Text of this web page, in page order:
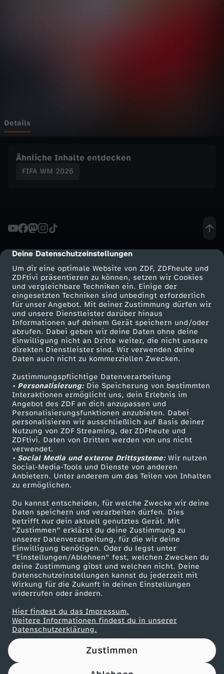
cmp-dialog-description
Deine Datenschutzeinstellungen
Um dir eine optimale Website von ZDF, ZDFheute und
ZDFtivi präsentieren zu können, setzen wir Cookies
und vergleichbare Techniken ein. Einige der
eingesetzten Techniken sind unbedingt erforderlich
für unser Angebot. Mit deiner Zustimmung dürfen wir
und unsere Dienstleister darüber hinaus
Informationen auf deinem Gerät speichern und/oder
abrufen. Dabei geben wir deine Daten ohne deine
Einwilligung nicht an Dritte weiter, die nicht unsere
direkten Dienstleister sind. Wir verwenden deine
Daten auch nicht zu kommerziellen Zwecken.
Zustimmungspflichtige Datenverarbeitung
• Personalisierung:Die Speicherung von bestimmten
Interaktionen ermöglicht uns, dein Erlebnis im
Angebot des ZDF an dich anzupassen und
Personalisierungsfunktionen anzubieten. Dabei
personalisieren wir ausschließlich auf Basis deiner
Nutzung von ZDF Streaming, der ZDFheute und
ZDFtivi. Daten von Dritten werden von uns nicht
verwendet.
• Social Media und externe Drittsysteme:Wir nutzen
Social-Media-Tools und Dienste von anderen
Anbietern. Unter anderem um das Teilen von Inhalten
zu ermöglichen.
Du kannst entscheiden, für welche Zwecke wir deine
Daten speichern und verarbeiten dürfen. Dies
betrifft nur dein aktuell genutztes Gerät. Mit
"Zustimmen" erklärst du deine Zustimmung zu
unserer Datenverarbeitung, für die wir deine
Einwilligung benötigen. Oder du legst unter
"Einstellungen/Ablehnen" fest, welchen Zwecken du
deine Zustimmung gibst und welchen nicht. Deine
Datenschutzeinstellungen kannst du jederzeit mit
Wirkung für die Zukunft in deinen Einstellungen
widerrufen oder ändern.
Hier findest du das Impressum.
Weitere Informationen findest du in unserer
Datenschutzerklärung.
Zustimmen
r
n
e
i
d
e
r
W
M
:
W
e
n
n
F
u
ß
b
a
l
Details
Ähnliche Inhalte entdecken
FIFA WM 2026
Mehr ZDF
ZDF-Apps
Smart TV
ZDFtext
Livestreams
Sendungen A-Z
TV-Programm
Service
ZDFmitreden
Kontakt zum ZDF
Tickets
Zuschauerservice
Hilfe
ZDF Unternehmen
Karriere
ZDF goes Schule
Werbefernsehen
Mainzelmännchen
Partner